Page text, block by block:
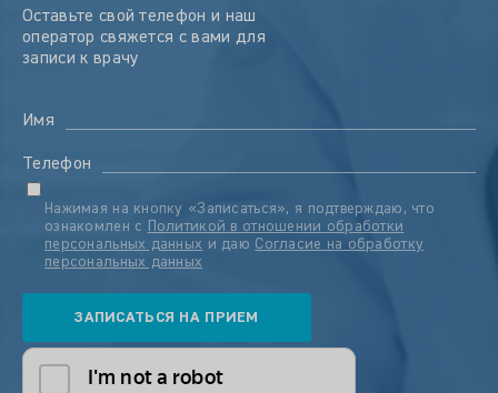
Оставьте свой телефон и наш
оператор свяжется с вами для
записи к врачу
Имя
Телефон
Нажимая на кнопку «Записаться», я подтверждаю, что
ознакомлен с Политикой в отношении обработки
персональных данных и даю Согласие на обработку
персональных данных